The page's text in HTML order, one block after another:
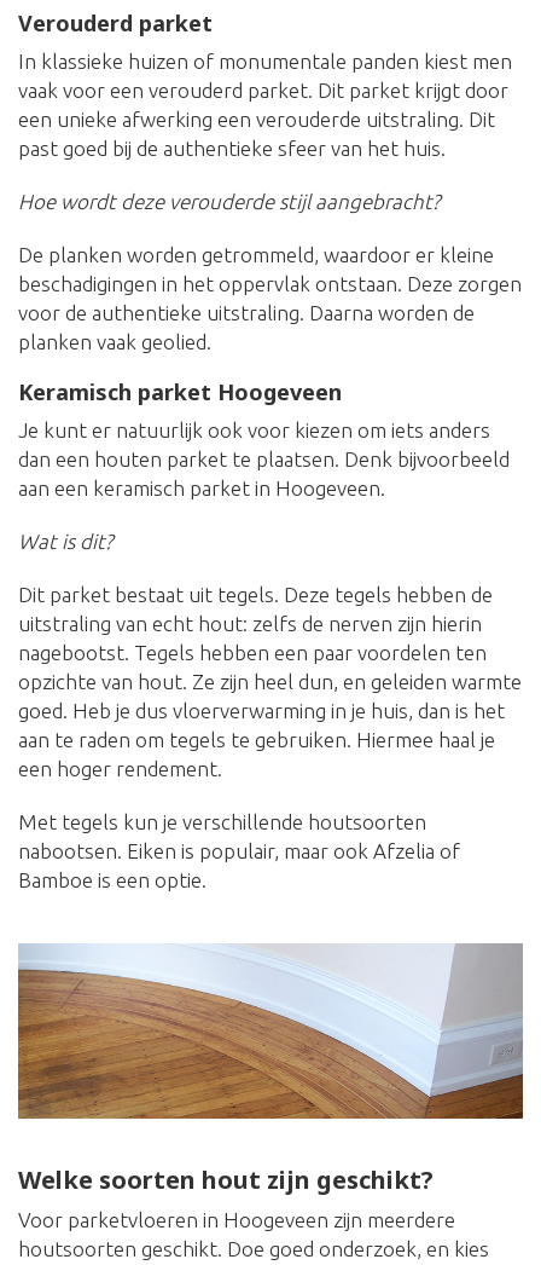
Verouderd parket
In klassieke huizen of monumentale panden kiest men
vaak voor een verouderd parket. Dit parket krijgt door
een unieke afwerking een verouderde uitstraling. Dit
past goed bij de authentieke sfeer van het huis.
Hoe wordt deze verouderde stijl aangebracht?
De planken worden getrommeld, waardoor er kleine
beschadigingen in het oppervlak ontstaan. Deze zorgen
voor de authentieke uitstraling. Daarna worden de
planken vaak geolied.
Keramisch parket Hoogeveen
Je kunt er natuurlijk ook voor kiezen om iets anders
dan een houten parket te plaatsen. Denk bijvoorbeeld
aan een keramisch parket in Hoogeveen.
Wat is dit?
Dit parket bestaat uit tegels. Deze tegels hebben de
uitstraling van echt hout: zelfs de nerven zijn hierin
nagebootst. Tegels hebben een paar voordelen ten
opzichte van hout. Ze zijn heel dun, en geleiden warmte
goed. Heb je dus vloerverwarming in je huis, dan is het
aan te raden om tegels te gebruiken. Hiermee haal je
een hoger rendement.
Met tegels kun je verschillende houtsoorten
nabootsen. Eiken is populair, maar ook Afzelia of
Bamboe is een optie.
Welke soorten hout zijn geschikt?
Voor parketvloeren in Hoogeveen zijn meerdere
houtsoorten geschikt. Doe goed onderzoek, en kies